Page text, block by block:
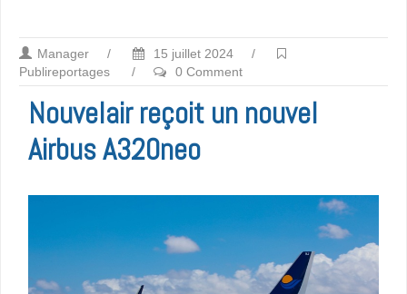
Manager / 15 juillet 2024
/
Publireportages
/ 0 Comment
Nouvelair reçoit un nouvel
Airbus A320neo